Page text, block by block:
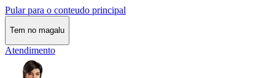
Pular para o conteudo principal
Tem no magalu
Atendimento